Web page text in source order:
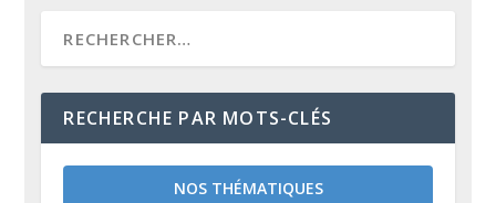
RECHERCHE PAR MOTS-CLÉS
NOS THÉMATIQUES